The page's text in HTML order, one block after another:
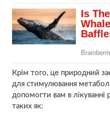
Крім того, це природний
для стимулювання
допомогти вам в лікуванні
таких як: